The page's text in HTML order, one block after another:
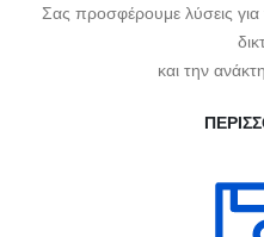
Σας προσφέρουμε λύσεις
και την